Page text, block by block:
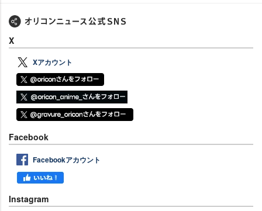
X
Xアカウント
Facebook
Facebookアカウント
Instagram